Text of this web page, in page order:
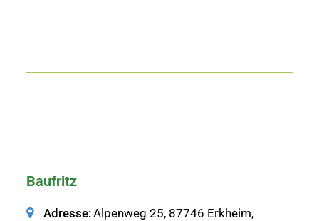
Baufritz
Adresse:Alpenweg 25, 87746 Erkheim,